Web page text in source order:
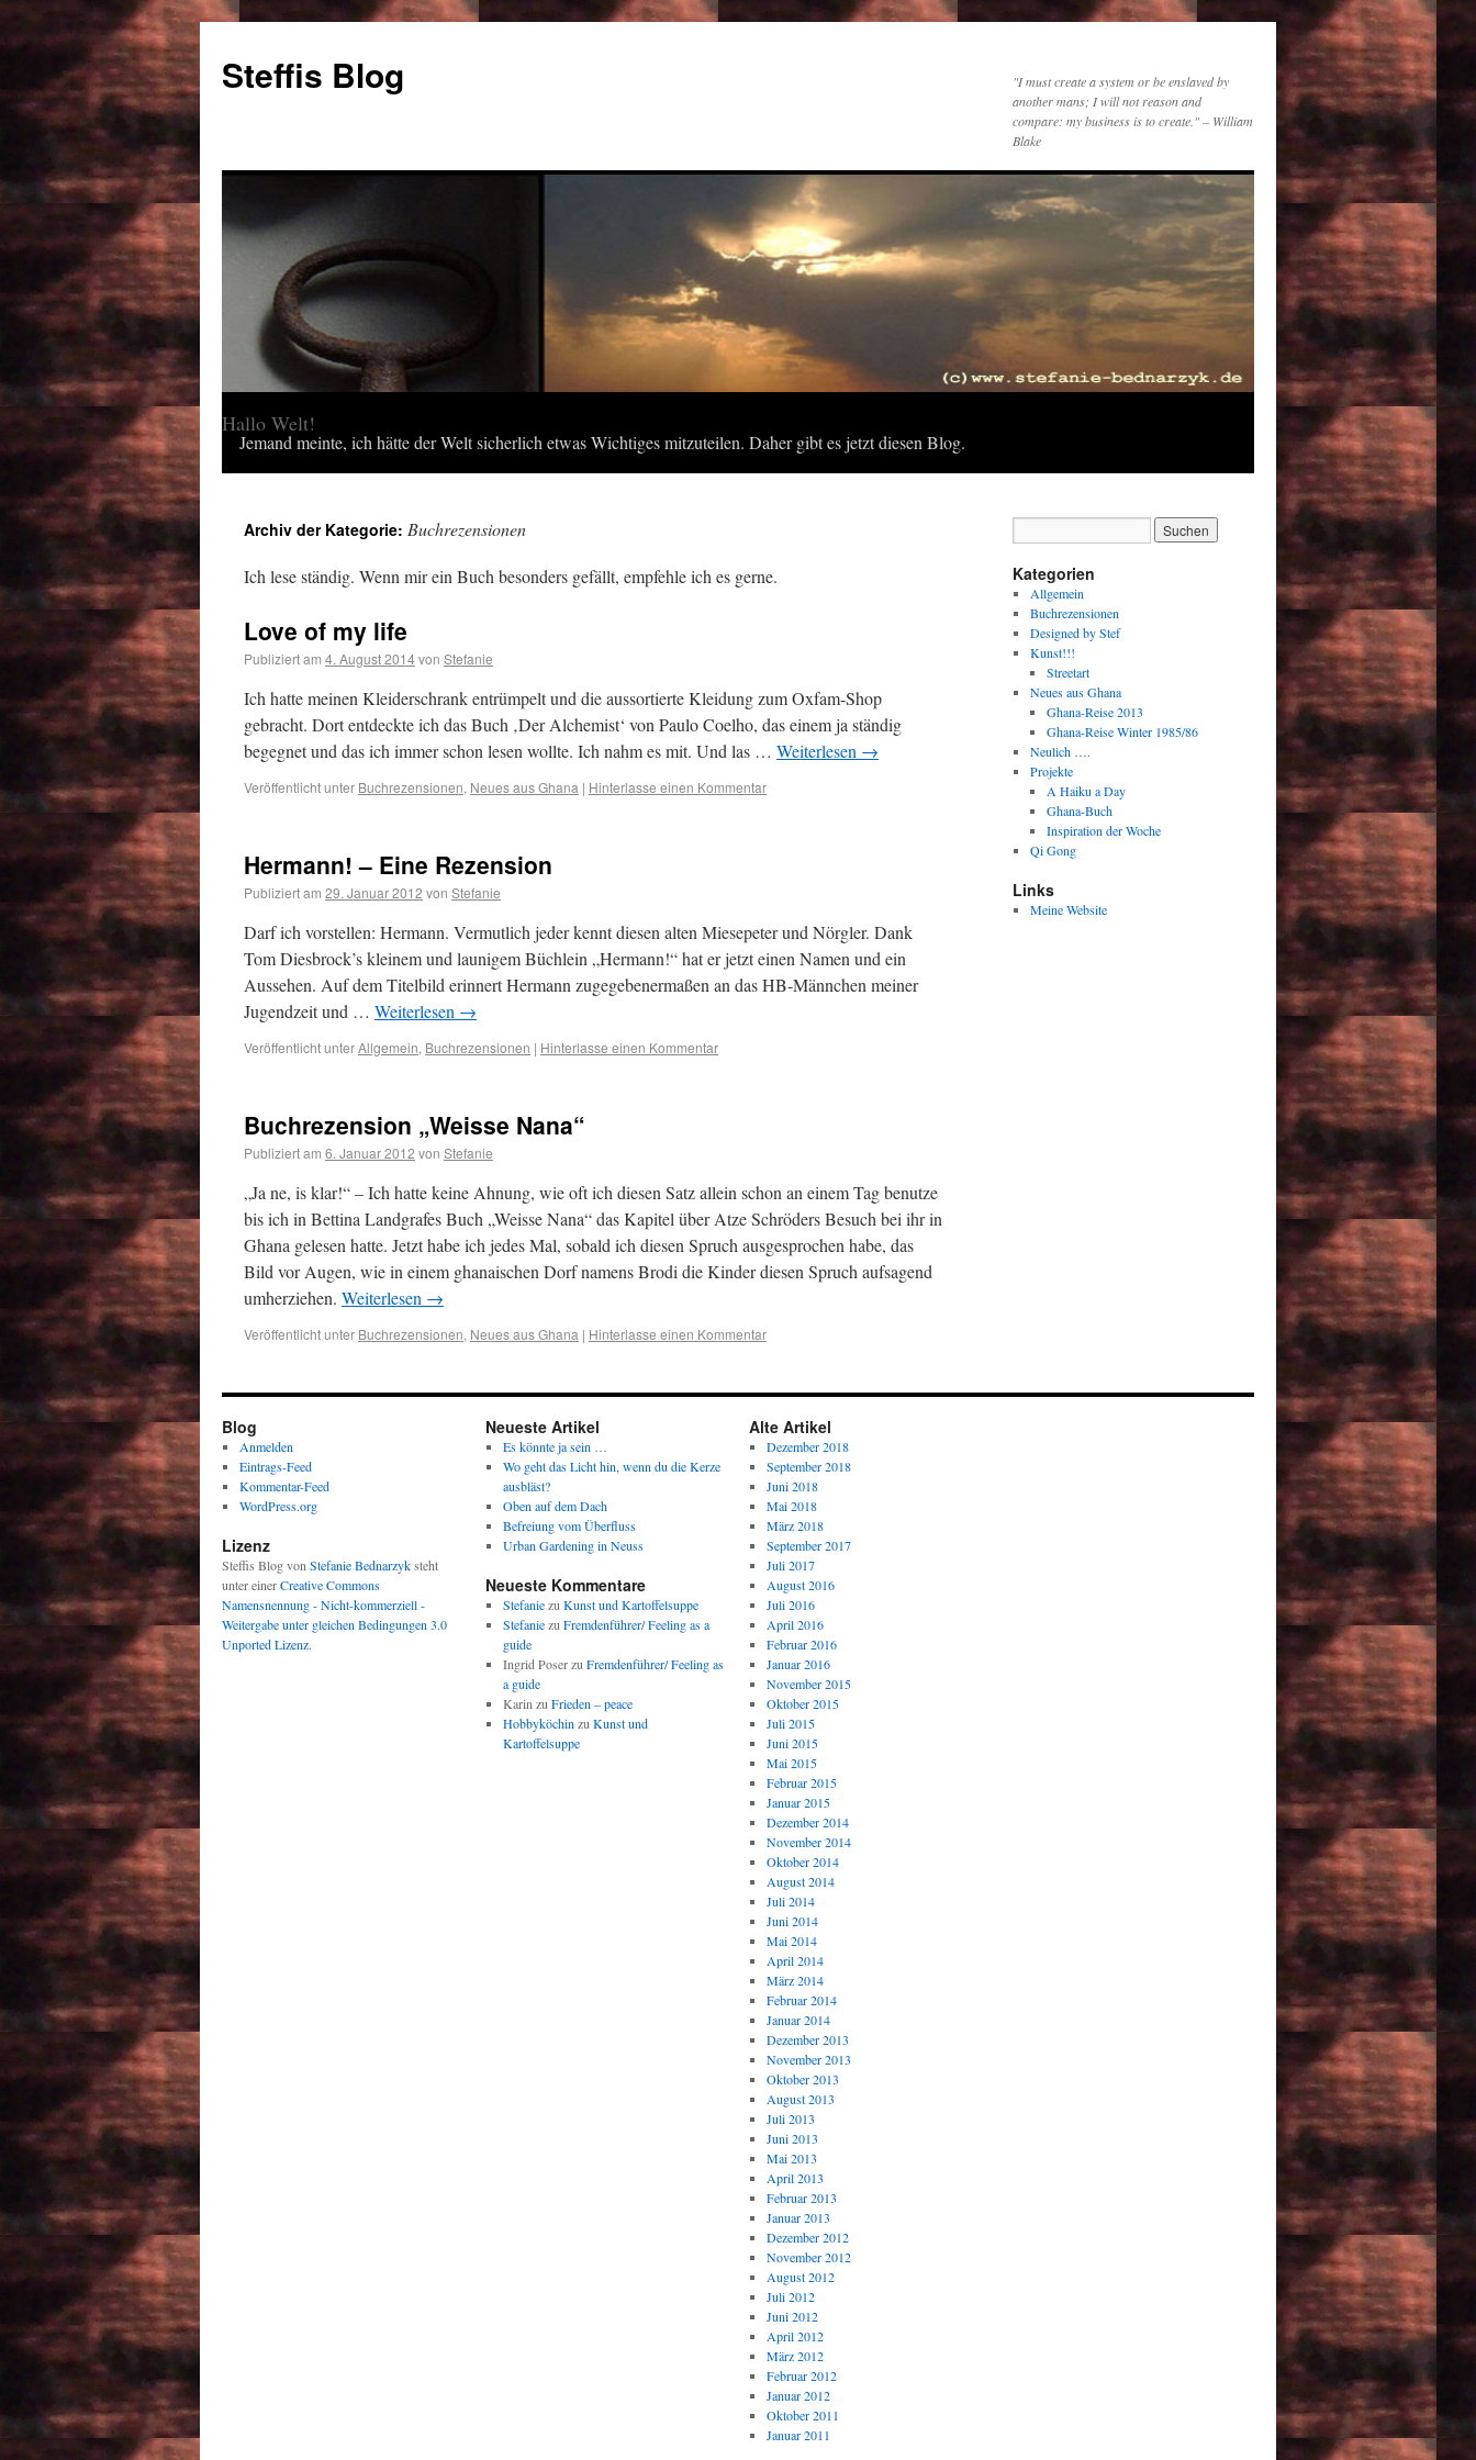
Steffis Blog
"I must create a system or be enslaved by
another mans; I will not reason and
compare: my business is to create." – William
Blake
Hallo Welt!
Jemand meinte, ich hätte der Welt sicherlich etwas Wichtiges mitzuteilen. Daher gibt es jetzt diesen Blog.
Archiv der Kategorie: Buchrezensionen
Ich lese ständig. Wenn mir ein Buch besonders gefällt, empfehle ich es gerne.
Love of my life
Publiziert am 4. August 2014von Stefanie
Ich hatte meinen Kleiderschrank entrümpelt und die aussortierte Kleidung zum Oxfam-Shop
gebracht. Dort entdeckte ich das Buch ‚Der Alchemist‘ von Paulo Coelho, das einem ja ständig
begegnet und das ich immer schon lesen wollte. Ich nahm es mit. Und las … Weiterlesen →
Veröffentlicht unter Buchrezensionen, Neues aus Ghana | Hinterlasse einen Kommentar
Hermann! – Eine Rezension
Publiziert am 29. Januar 2012 von Stefanie
Darf ich vorstellen: Hermann. Vermutlich jeder kennt diesen alten Miesepeter und Nörgler. Dank
Tom Diesbrock’s kleinem und launigem Büchlein „Hermann!“ hat er jetzt einen Namen und ein
Aussehen. Auf dem Titelbild erinnert Hermann zugegebenermaßen an das HB-Männchen meiner
Jugendzeit und … Weiterlesen →
Veröffentlicht unterAllgemein, Buchrezensionen | Hinterlasse einen Kommentar
Buchrezension „Weisse Nana“
Publiziert am 6. Januar 2012 von Stefanie
„Ja ne, is klar!“ – Ich hatte keine Ahnung, wie oft ich diesen Satz allein schon an einem Tag benutze
bis ich in Bettina Landgrafes Buch „Weisse Nana“ das Kapitel über Atze Schröders Besuch bei ihr in
Ghana gelesen hatte. Jetzt habe ich jedes Mal, sobald ich diesen Spruch ausgesprochen habe, das
Bild vor Augen, wie in einem ghanaischen Dorf namens Brodi die Kinder diesen Spruch aufsagend
umherziehen. Weiterlesen →
Veröffentlicht unter Buchrezensionen, Neues aus Ghana | Hinterlasse einen Kommentar
Kategorien
Allgemein
Buchrezensionen
Designed by Stef
Kunst!!!
Streetart
Neues aus Ghana
Ghana-Reise 2013
Ghana-Reise Winter 1985/86
Neulich ….
Projekte
A Haiku a Day
Ghana-Buch
Inspiration der Woche
Qi Gong
Links
Meine Website
Blog
Anmelden
Eintrags-Feed
Kommentar-Feed
WordPress.org
Lizenz
Steffis Blogvon Stefanie Bednarzyksteht
unter einerCreative Commons
Namensnennung - Nicht-kommerziell -
Weitergabe unter gleichen Bedingungen 3.0
Unported Lizenz.
Neueste Artikel
Es könnte ja sein …
Wo geht das Licht hin, wenn du die Kerze
ausbläst?
Oben auf dem Dach
Befreiung vom Überfluss
Urban Gardening in Neuss
Neueste Kommentare
Stefaniezu Kunst und Kartoffelsuppe
Stefaniezu Fremdenführer/ Feeling as a
guide
Ingrid Poserzu Fremdenführer/ Feeling as
a guide
Karin zu Frieden – peace
Hobbyköchin zu Kunst und
Kartoffelsuppe
Alte Artikel
Dezember 2018
September 2018
Juni 2018
Mai 2018
März 2018
September 2017
Juli 2017
August 2016
Juli 2016
April 2016
Februar 2016
Januar 2016
November 2015
Oktober 2015
Juli 2015
Juni 2015
Mai 2015
Februar 2015
Januar 2015
Dezember 2014
November 2014
Oktober 2014
August 2014
Juli 2014
Juni 2014
Mai 2014
April 2014
März 2014
Februar 2014
Januar 2014
Dezember 2013
November 2013
Oktober 2013
August 2013
Juli 2013
Juni 2013
Mai 2013
April 2013
Februar 2013
Januar 2013
Dezember 2012
November 2012
August 2012
Juli 2012
Juni 2012
April 2012
März 2012
Februar 2012
Januar 2012
Oktober 2011
Januar 2011